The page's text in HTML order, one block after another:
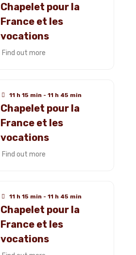
Chapelet pour la
France et les
vocations
Find out more
11 h 15 min - 11 h 45 min
Chapelet pour la
France et les
vocations
Find out more
11 h 15 min - 11 h 45 min
Chapelet pour la
France et les
vocations